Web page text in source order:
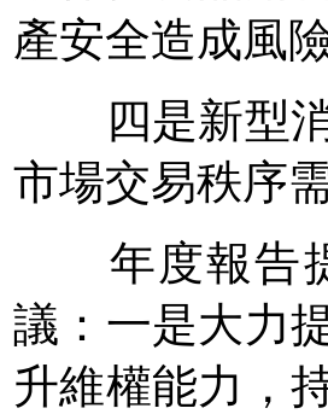
產安全造成風
四是新型消
市場交易秩序
年度報告提
議：一是大力
升維權能力，